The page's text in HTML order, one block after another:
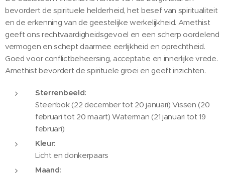
bevordert de spirituele helderheid, het besef van spiritualiteit
en de erkenning van de geestelijke werkelijkheid. Amethist
geeft ons rechtvaardigheidsgevoel en een scherp oordelend
vermogen en schept daarmee eerlijkheid en oprechtheid.
Goed voor conflictbeheersing, acceptatie en innerlijke vrede.
Amethist bevordert de spirituele groei en geeft inzichten.
Sterrenbeeld:
Steenbok (22 december tot 20 januari) Vissen (20
februari tot 20 maart) Waterman (21 januari tot 19
februari)
Kleur:
Licht en donkerpaars
Maand: